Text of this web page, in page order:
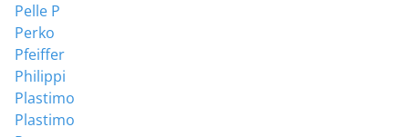
Pelle P
Perko
Pfeiffer
Philippi
Plastimo
Plastimo